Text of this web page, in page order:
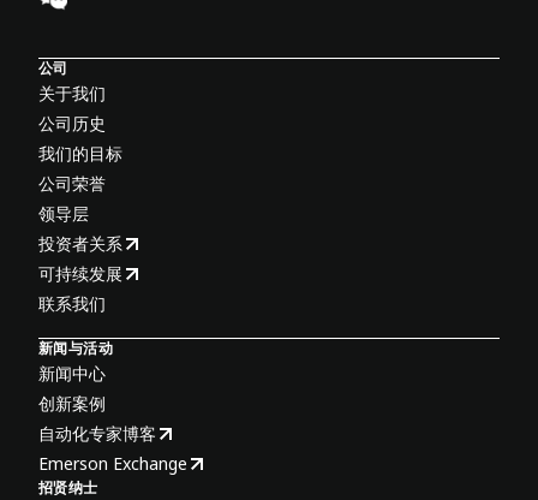
公司
关于我们
公司历史
我们的目标
公司荣誉
领导层
投资者关系
可持续发展
联系我们
新闻与活动
新闻中心
创新案例
自动化专家博客
Emerson Exchange
招贤纳士